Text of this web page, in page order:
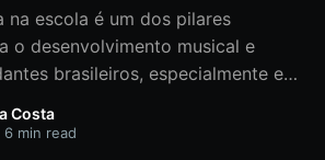
na escola é um dos pilares
o desenvolvimento musical e
brasileiros, especialmente em
que buscam integrar a música na
uma banda marcial ou
Costa
6 min read